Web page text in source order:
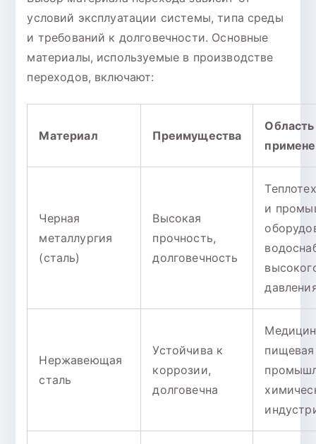
условий эксплуатации системы, типа среды
и требований к долговечности. Основные
материалы, используемые в производстве
переходов, включают:
Материал Преимущества
Область
Черная
металлургия
(сталь)
Высокая
прочность,
долговечность
и
Нержавеющая
сталь
Устойчива к
коррозии,
долговечна
пищевая